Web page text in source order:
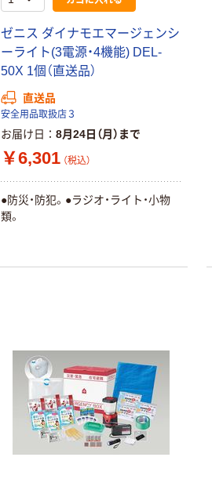
ゼニス ダイナモエマージェンシ
ーライト(3電源・4機能) DEL-
50X 1個（直送品）
直送品
安全用品取扱店３
お届け日 8月24日（月）まで
￥6,301 （税込）
●防災・防犯。●ラジオ・ライト・小物
類。